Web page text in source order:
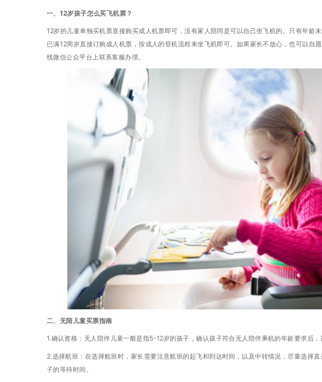
一、12岁孩子怎么买飞机票？
12岁的儿童单独买机票直接购买成人机票即可，没有家人陪同是可以自己坐飞机的。只有年龄
已满12周岁直接订购成人机票，按成人的登机流程来坐飞机即可。如果家长不放心，也可以自
线微信公众平台上联系客服办理。
二、无陪儿童买票指南
1.确认资格：无人陪伴儿童一般是指5-12岁的孩子，确认孩子符合无人陪伴乘机的年龄要求后，
2.选择航班：在选择航班时，家长需要注意航班的起飞和到达时间，以及中转情况，尽量选择
子的等待时间。